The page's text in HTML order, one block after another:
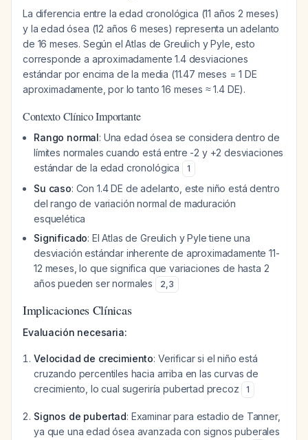
La diferencia entre la edad cronológica (11 años 2 meses)
y la edad ósea (12 años 6 meses) representa un adelanto
de 16 meses. Según el Atlas de Greulich y Pyle, esto
corresponde a aproximadamente 1.4 desviaciones
estándar por encima de la media (11.47 meses = 1 DE
aproximadamente, por lo tanto 16 meses ≈ 1.4 DE).
Contexto Clínico Importante
Rango normal: Una edad ósea se considera dentro de
límites normales cuando está entre -2 y +2 desviaciones
estándar de la edad cronológica
1
Su caso: Con 1.4 DE de adelanto, este niño está dentro
del rango de variación normal de maduración
esquelética
Significado: El Atlas de Greulich y Pyle tiene una
desviación estándar inherente de aproximadamente 11-
12 meses, lo que significa que variaciones de hasta 2
años pueden ser normales
2,3
Implicaciones Clínicas
Evaluación necesaria:
Velocidad de crecimiento: Verificar si el niño está
cruzando percentiles hacia arriba en las curvas de
crecimiento, lo cual sugeriría pubertad precoz
1
Signos de pubertad: Examinar para estadio de Tanner,
ya que una edad ósea avanzada con signos puberales